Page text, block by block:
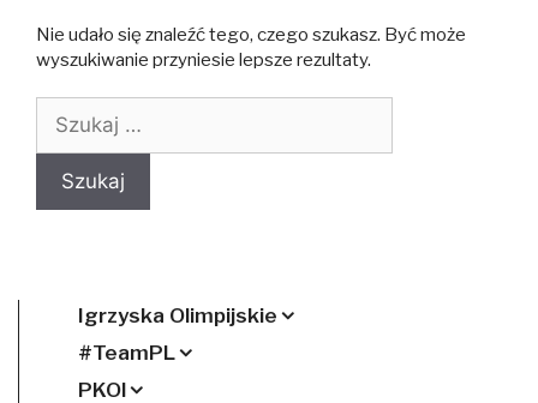
Nie udało się znaleźć tego, czego szukasz. Być może
wyszukiwanie przyniesie lepsze rezultaty.
Igrzyska Olimpijskie
#TeamPL
PKOl